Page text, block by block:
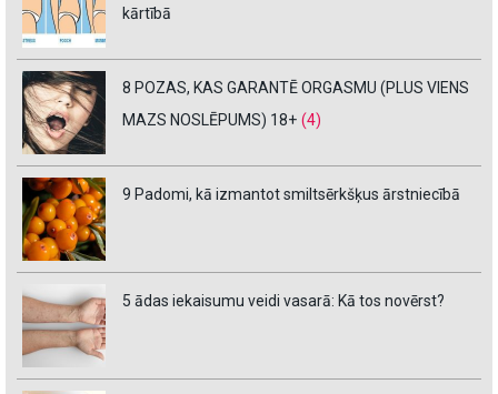
kārtībā
8 POZAS, KAS GARANTĒ ORGASMU (PLUS VIENS
MAZS NOSLĒPUMS) 18+ (4)
9 Padomi, kā izmantot smiltsērkšķus ārstniecībā
5 ādas iekaisumu veidi vasarā: Kā tos novērst?